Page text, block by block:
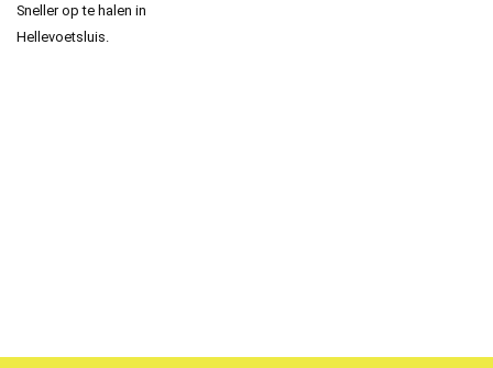
Sneller op te halen in
Hellevoetsluis.